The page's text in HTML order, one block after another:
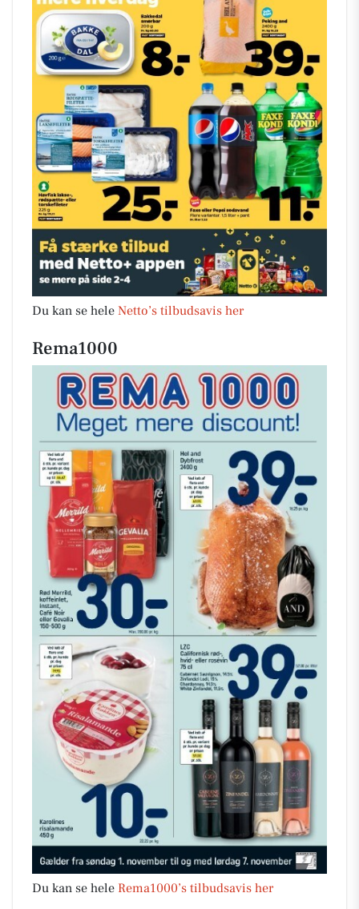
Du kan se hele Netto’s tilbudsavis her
Rema1000
Du kan se hele Rema1000’s tilbudsavis her